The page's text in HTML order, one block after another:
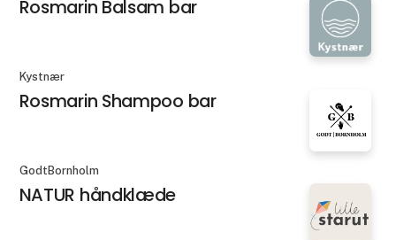
Rosmarin Balsam bar
Kystnær
Rosmarin Shampoo bar
GodtBornholm
NATUR håndklæde